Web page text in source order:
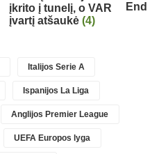
įkrito į tunelį, o VAR
įvartį atšaukė (4)
Italijos Serie A
Ispanijos La Liga
Anglijos Premier League
UEFA Europos lyga